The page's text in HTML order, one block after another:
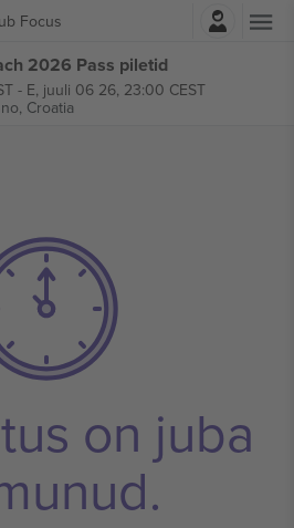
Focus
2026 Pass piletid
- E, juuli 06 26, 23:00 CEST
Croatia
on juba